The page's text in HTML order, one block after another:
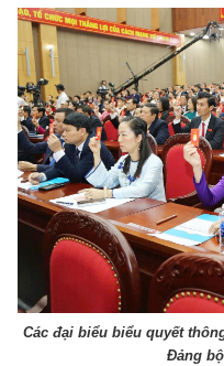
Các đại biểu biểu quyết
Đảng